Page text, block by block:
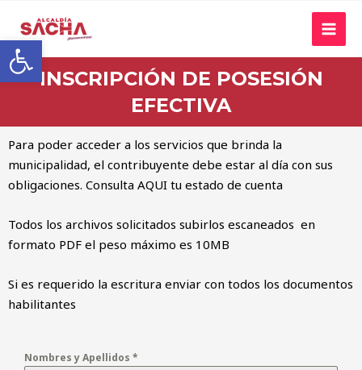
Abrir barra de herramientas
INSCRIPCIÓN DE POSESIÓN
EFECTIVA
Para poder acceder a los servicios que brinda la
municipalidad, el contribuyente debe estar al día con sus
obligaciones. Consulta AQUI tu estado de cuenta
Todos los archivos solicitados subirlos escaneados en
formato PDF el peso máximo es 10MB
Si es requerido la escritura enviar con todos los documentos
habilitantes
Nombres y Apellidos *